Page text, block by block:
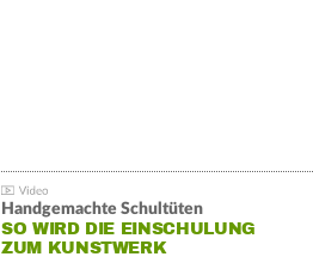
Handgemachte Schultüten
SO WIRD DIE EINSCHULUNG
ZUM KUNSTWERK